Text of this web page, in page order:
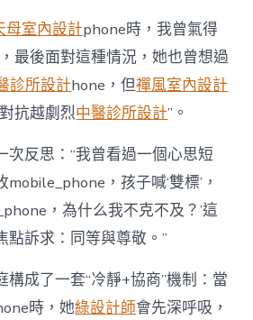
母室內設計phone時，我曾氣得
最後面對這種情況，她也曾想過
診所設計hone，但禪風室內設計
抗越劇烈中醫診所設計”。
次反思：“我曾看過一個心思短
，孩子喊‘雙標’，
，為什么我不克不及？’這
點訴求：同等與尊敬。”
成了一套“冷靜+協商”機制：當
時，她綠設計師會先深呼吸，